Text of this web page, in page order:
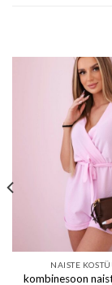
Add
NAISTE
kombinesoon